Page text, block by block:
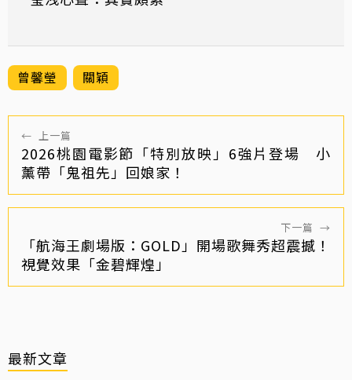
曾馨瑩 關穎
← 上一篇
2026桃園電影節「特別放映」6強片登場 小
薰帶「鬼祖先」回娘家！
下一篇 →
「航海王劇場版：GOLD」開場歌舞秀超震撼！
視覺效果「金碧輝煌」
最新文章